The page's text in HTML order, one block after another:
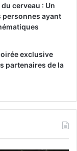
cerveau : Un
personnes ayant
exclusive
partenaires de la